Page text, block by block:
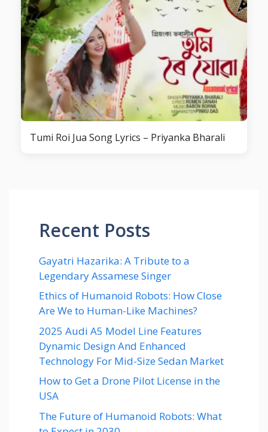
Tumi Roi Jua Song Lyrics – Priyanka Bharali
Recent Posts
Gayatri Hazarika: A Tribute to a
Legendary Assamese Singer
Ethics of Humanoid Robots: How Close
Are We to Human-Like Machines?
2025 Audi A5 Model Line Features
Dynamic Design And Enhanced
Technology For Mid-Size Sedan Market
How to Get a Drone Pilot License in the
USA
The Future of Humanoid Robots: What